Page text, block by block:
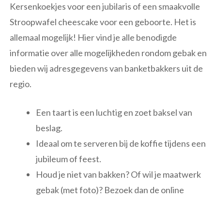
Kersenkoekjes voor een jubilaris of een smaakvolle
Stroopwafel cheescake voor een geboorte. Het is
allemaal mogelijk! Hier vind je alle benodigde
informatie over alle mogelijkheden rondom gebak en
bieden wij adresgegevens van banketbakkers uit de
regio.
Een taart is een luchtig en zoet baksel van
beslag.
Ideaal om te serveren bij de koffie tijdens een
jubileum of feest.
Houd je niet van bakken? Of wil je maatwerk
gebak (met foto)? Bezoek dan de online